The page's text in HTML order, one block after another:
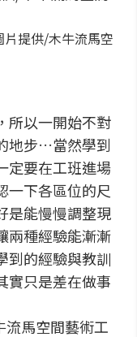
提供/木牛流馬空
所以一開始不對
地步…當然學到
定要在工班進場
一下各區位的尺
是能慢慢調整現
兩種經驗能漸漸
到的經驗與教訓
實只是差在做事